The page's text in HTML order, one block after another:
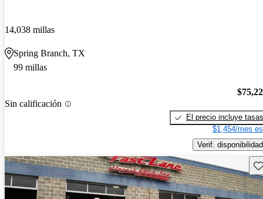
14,038 millas
Spring Branch, TX
99 millas
Sin calificación
El precio incluye tasas
$1,454/mes
Verif. disponibilidad